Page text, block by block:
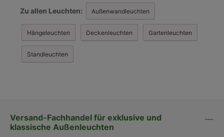
Zu allen Leuchten: Außenwandleuchten
Hängeleuchten Deckenleuchten Gartenleuchten
Standleuchten
Versand-Fachhandel für exklusive und
klassische Außenleuchten